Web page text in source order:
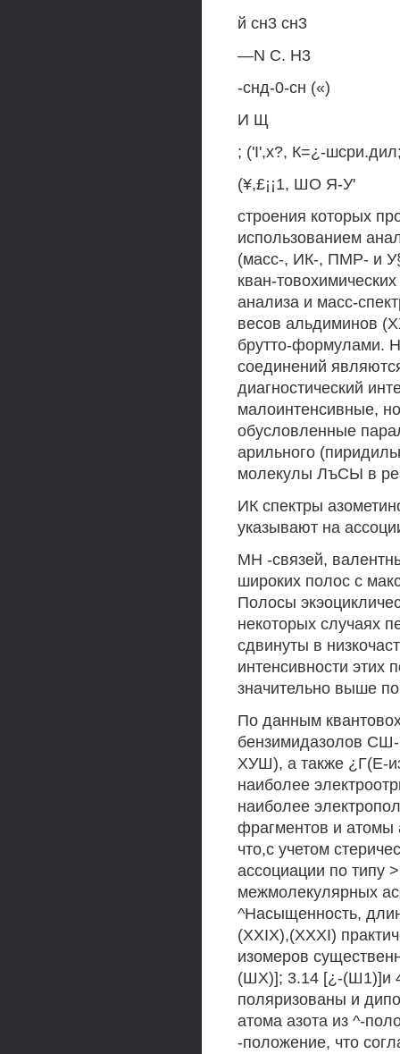
й сн3 сн3
—N С. Н3
-снд-0-сн («)
И Щ
; ('I',х?, К=¿-
(¥,£¡¡1, ШО Я-У'
строения которых
использованием
(масс-, ИК-, ПМР- и
кван-
анализа и масс-
весов альдиминов
брутто-формулами.
соединений
диагностический
малоинтенсивные,
обусловленные
арильного
молекулы ЛъСЫ в
ИК спектры
указывают на
МН -связей,
широких полос с
Полосы
некоторых случаях
сдвинуты в
интенсивности
значительно выше
По данным
бензимидазолов
ХУШ), а также ¿Г(Е-
наиболее
наиболее
фрагментов и атомы
что,с учетом
ассоциации по типу
межмолекулярных
^Насыщенность,
(XXIX),(XXXI)
изомеров
(ШХ)]; 3.14 [¿-(Ш1)]и
поляризованы и
атома азота из ^-
-положение, что